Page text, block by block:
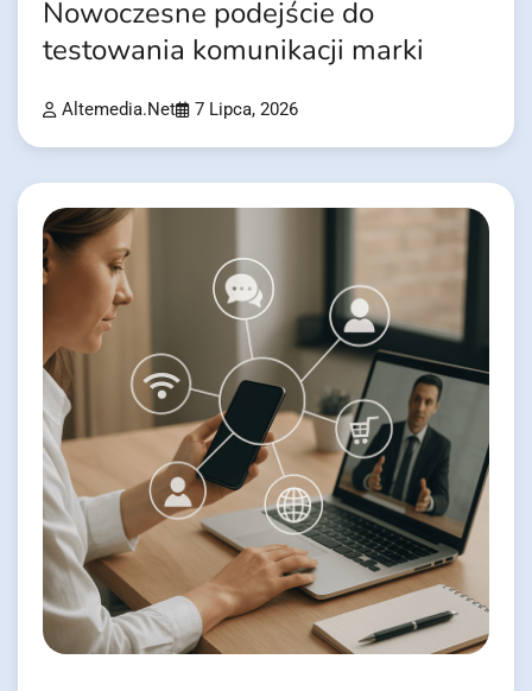
Nowoczesne podejście do
testowania komunikacji marki
Altemedia.net 7 Lipca, 2026